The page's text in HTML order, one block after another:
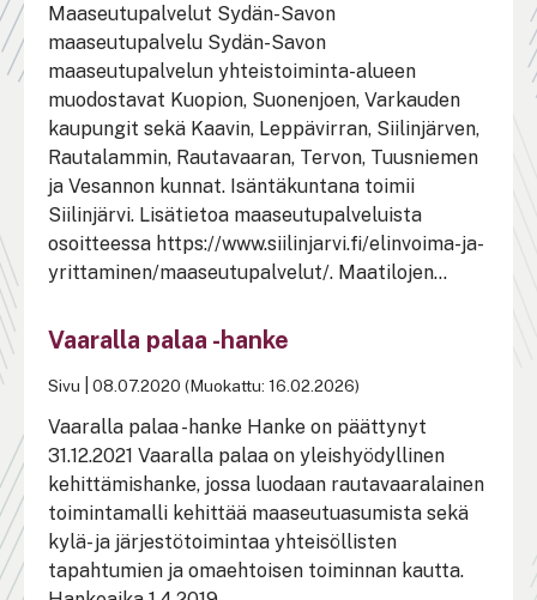
Maaseutupalvelut Sydän-Savon
maaseutupalvelu Sydän-Savon
maaseutupalvelun yhteistoiminta-alueen
muodostavat Kuopion, Suonenjoen, Varkauden
kaupungit sekä Kaavin, Leppävirran, Siilinjärven,
Rautalammin, Rautavaaran, Tervon, Tuusniemen
ja Vesannon kunnat. Isäntäkuntana toimii
Siilinjärvi. Lisätietoa maaseutupalveluista
osoitteessa https://www.siilinjarvi.fi/elinvoima-ja-
yrittaminen/maaseutupalvelut/. Maatilojen...
Vaaralla palaa -hanke
Sivu 08.07.2020 (Muokattu: 16.02.2026)
Vaaralla palaa -hanke Hanke on päättynyt
31.12.2021 Vaaralla palaa on yleishyödyllinen
kehittämishanke, jossa luodaan rautavaaralainen
toimintamalli kehittää maaseutuasumista sekä
kylä- ja järjestötoimintaa yhteisöllisten
tapahtumien ja omaehtoisen toiminnan kautta.